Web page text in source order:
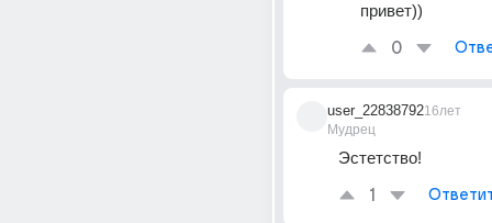
привет))
0
user_22838792
Мудрец
16лет
Эстетство!
1